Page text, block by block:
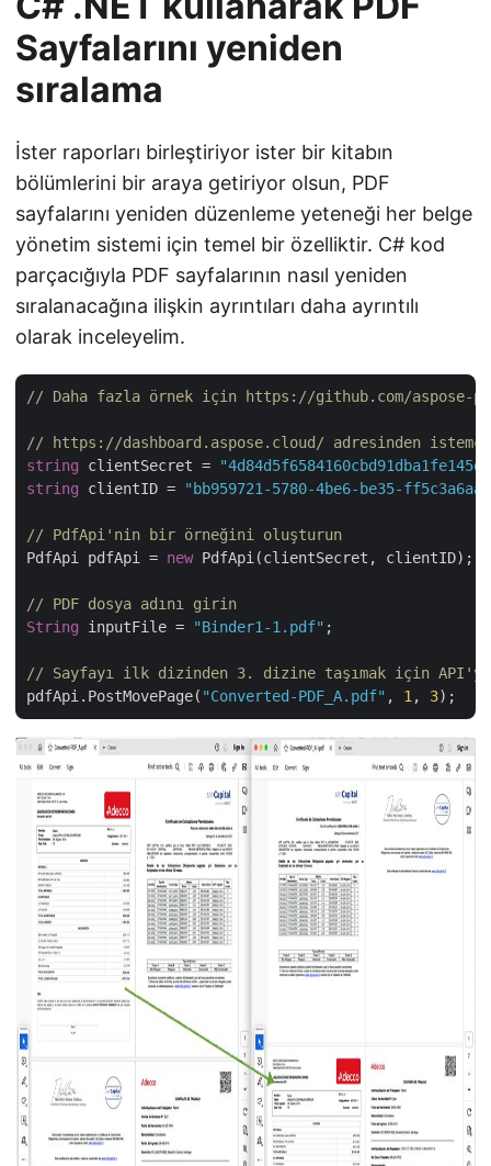
Sayfalarını yeniden
sıralama
İster raporları birleştiriyor ister bir kitabın
bölümlerini bir araya getiriyor olsun, PDF
sayfalarını yeniden düzenleme yeteneği her belge
yönetim sistemi için temel bir özelliktir. C# kod
parçacığıyla PDF sayfalarının nasıl yeniden
sıralanacağına ilişkin ayrıntıları daha ayrıntılı
olarak inceleyelim.
// Daha fazla örnek için https://github.com/aspose-
// https://dashboard.aspose.cloud/ adresinden
string clientSecret =
string clientID = "bb959721-5780-4be6-be35-
// PdfApi'nin bir örneğini oluşturun
PdfApi pdfApi = new PdfApi(clientSecret, clientID);
// PDF dosya adını girin
String inputFile = "Binder1-1.pdf" ;
// Sayfayı ilk dizinden 3. dizine taşımak için API'yi
pdfApi.PostMovePage( "Converted-PDF_A.pdf" , 1 , 3